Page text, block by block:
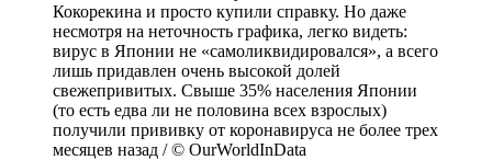
Кокорекина и просто купили справку. Но даже
несмотря на неточность графика, легко видеть:
вирус в Японии не «самоликвидировался», а всего
лишь придавлен очень высокой долей
свежепривитых. Свыше 35% населения Японии
(то есть едва ли не половина всех взрослых)
получили прививку от коронавируса не более трех
месяцев назад / © OurWorldInData